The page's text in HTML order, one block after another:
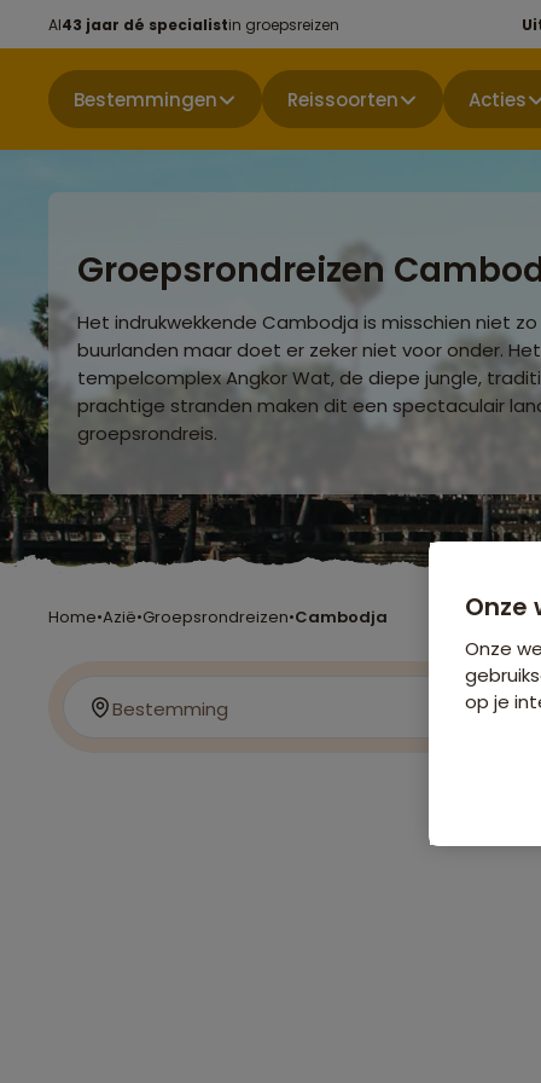
Al43 jaar dé specialistin groepsreizen
Bestemmingen Reissoorten Acties
Groepsrondreizen
Het indrukwekkende Cambodja is misschien niet
buurlanden maar doet er zeker niet voor onder.
tempelcomplex Angkor Wat, de diepe jungle,
prachtige stranden maken dit een spectaculair
groepsrondreis.
Home•Azië•Groepsrondreizen•Cambodja
Bestemming
Onze
Onze
op je